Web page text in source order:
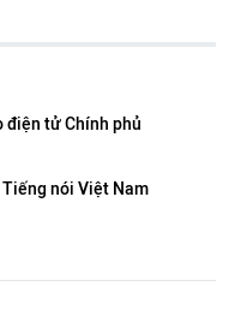
điện tử Chính phủ
nói Việt Nam